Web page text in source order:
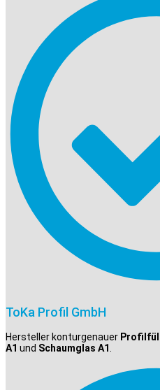
ToKa Profil GmbH
Hersteller konturgenauer
A1 und Schaumglas A1.